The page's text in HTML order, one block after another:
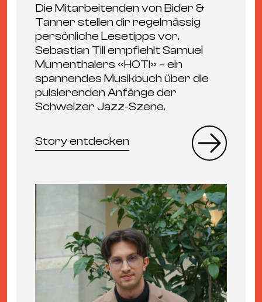
Die Mitarbeitenden von Bider &
Tanner stellen dir regelmässig
persönliche Lesetipps vor.
Sebastian Till empfiehlt Samuel
Mumenthalers «HOT!» – ein
spannendes Musikbuch über die
pulsierenden Anfänge der
Schweizer Jazz-Szene.
Story entdecken